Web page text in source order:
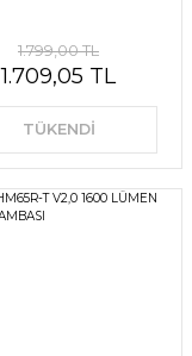
1.799,00 TL
1.709,05 TL
TÜKENDİ